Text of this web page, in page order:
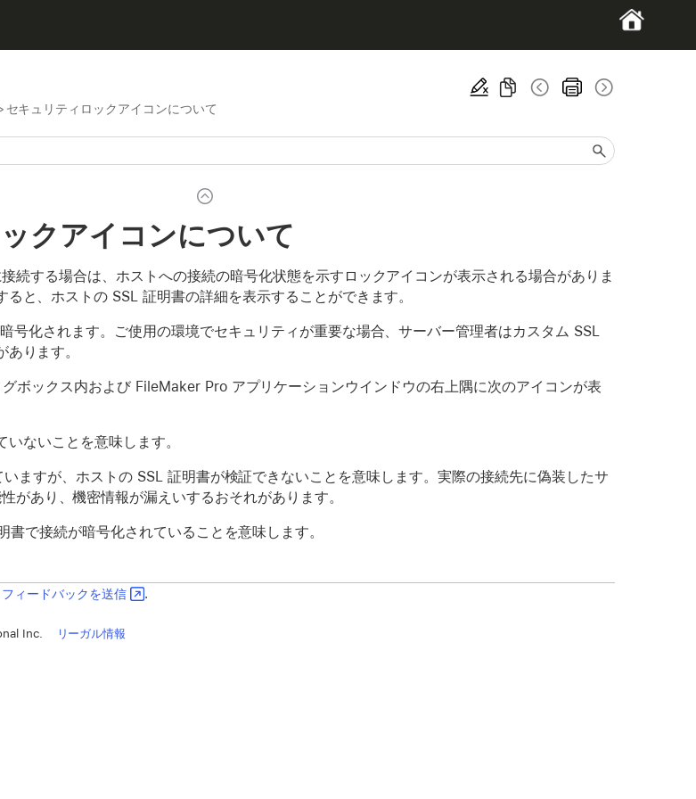
セキュリティロックアイコンについて
クアイコンについて
続する場合は、ホストへの接続の暗号化状態を示すロックアイコンが表示される場合がありま
と、ホストの SSL 証明書の詳細を表示することができます。
号化されます。ご使用の環境でセキュリティが重要な場合、サーバー管理者はカスタム SSL
ります。
ボックス内および FileMaker Pro アプリケーションウインドウの右上隅に次のアイコンが表
ないことを意味します。
ますが、ホストの SSL 証明書が検証できないことを意味します。実際の接続先に偽装したサ
があり、機密情報が漏えいするおそれがあります。
書で接続が暗号化されていることを意味します。
フィードバックを送信 .
Inc. リーガル情報